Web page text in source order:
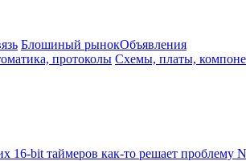
Блошиный рынокОбъявления
протоколы Схемы, платы,
16-bit таймеров как-то решает проблему